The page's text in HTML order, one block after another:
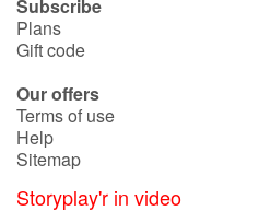
Subscribe
Plans
Gift code
Our offers
Terms of use
Help
Sitemap
Storyplay'r in video